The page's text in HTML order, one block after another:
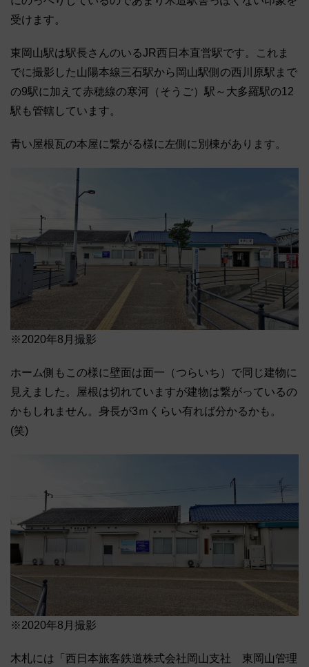
受けます。
東岡山駅は駅長さんのいるJR西日本直営駅です。これま
でに撮影した山陽本線三石駅から岡山駅側の西川原駅まで
の9駅に加えて赤穂線の寒河（そうご）駅～大多羅駅の12
駅も管轄しています。
青い屋根瓦の本屋に繋がる様に左側に別棟があります。
※2020年8月撮影
ホーム側もこの様に壁面は面一（つらいち）で同じ建物に
見えました。屋根は切れていますが建物は繋がっているの
かもしれません。身長が3ｍくらい有れば分かるかも。
(笑)
※2020年8月撮影
木札には「西日本旅客鉄道株式会社岡山支社 東岡山管理